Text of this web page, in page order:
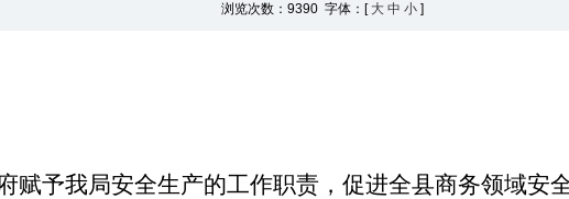
浏览次数： 9390 字体：[ 大 中 小 ]
赋予我局安全生产的工作职责，促进全县商务领域安